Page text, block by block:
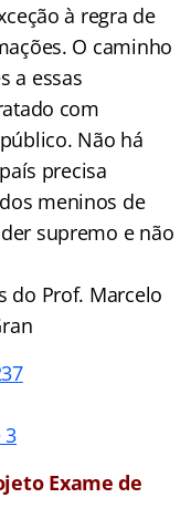
à regra de
O caminho
a essas
com
Não há
precisa
meninos de
supremo e não
do Prof. Marcelo
Exame de